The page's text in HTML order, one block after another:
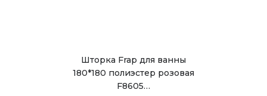
Шторка Frap для ванны
180*180 полиэстер розовая
F8605…